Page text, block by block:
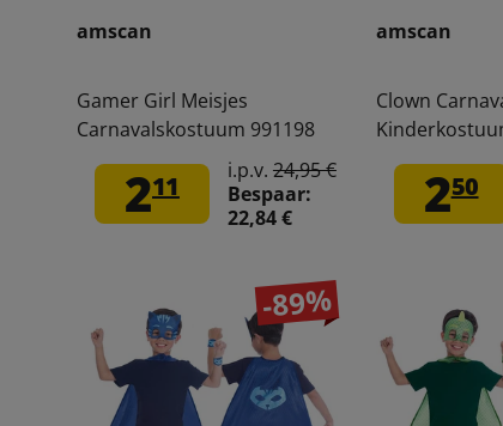
amscan
Gamer Girl Meisjes
Carnavalskostuum 991198
211 i.p.v. 24,95 €
Bespaar:
22,84 €
amscan
Clown
250
-89%